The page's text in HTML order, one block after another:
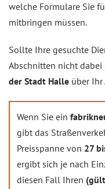
welche Formulare Sie
mitbringen müssen.
Sollte Ihre gesuchte
Abschnitten nicht dabei
der Stadt Halle über
Wenn Sie ein
gibt das
Preisspanne von 27
ergibt sich je nach
diesen Fall Ihren